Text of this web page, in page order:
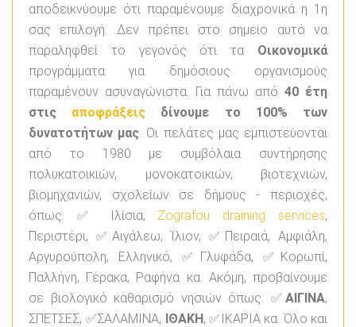
αποδεικνύουμε ότι παραμένουμε διαχρονικά η 1η
σας επιλογή. Δεν πρέπει στο σημείο αυτό να
παραληφθεί το γεγονός ότι τα Οικονομικά
προγράμματα για δημόσιους οργανισμούς
παραμένουν ασυναγώνιστα. Για πάνω από 40 έτη
στις αποφράξεις δίνουμε το 100% των
δυνατοτήτων μας . Οι πελάτες μας εμπιστεύονται
από το 1980 με συμβόλαια συντήρησης
πολυκατοικιών, μονοκατοικιών, βιοτεχνιών,
βιομηχανιών, σχολείων σε δήμους - περιοχές,
όπως: ✅ Ιλίσια, Zografou draining services,
Περιστέρι, ✅Αιγάλεω, Ίλιον, ✅Πειραιά, Αμφιάλη,
Αργυρούπολη, Ελληνικό, ✅Γλυφάδα, ✅Κορωπί,
Παλλήνη, Γέρακα, Ραφήνα κα. Ακόμη, προβαίνουμε
σε βιολογικό καθαρισμό νησιών όπως: ✅ ΑΙΓΙΝΑ,
ΣΠΕΤΣΕΣ, ✅ΣΑΛΑΜΙΝΑ, ΙΘΑΚΗ, ✅ΙΚΑΡΙΑ κα. Όλο και